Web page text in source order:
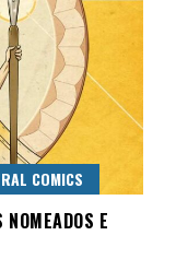
COMICS
E